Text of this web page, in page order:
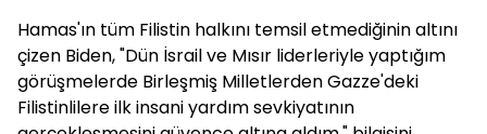
Hamas'ın tüm Filistin halkını temsil etmediğinin altını
çizen Biden, "Dün İsrail ve Mısır liderleriyle yaptığım
görüşmelerde Birleşmiş Milletlerden Gazze'deki
Filistinlilere ilk insani yardım sevkiyatının